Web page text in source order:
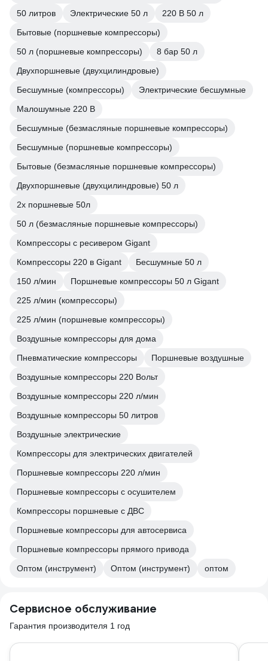
50 литров
Электрические 50 л
220 В 50 л
Бытовые (поршневые компрессоры)
50 л (поршневые компрессоры)
8 бар 50 л
Двухпоршневые (двухцилиндровые)
Бесшумные (компрессоры)
Электрические бесшумные
Малошумные 220 В
Бесшумные (безмасляные поршневые компрессоры)
Бесшумные (поршневые компрессоры)
Бытовые (безмасляные поршневые компрессоры)
Двухпоршневые (двухцилиндровые) 50 л
2х поршневые 50л
50 л (безмасляные поршневые компрессоры)
Компрессоры с ресивером Gigant
Компрессоры 220 в Gigant
Бесшумные 50 л
150 л/мин
Поршневые компрессоры 50 л Gigant
225 л/мин (компрессоры)
225 л/мин (поршневые компрессоры)
Воздушные компрессоры для дома
Пневматические компрессоры
Поршневые воздушные
Воздушные компрессоры 220 Вольт
Воздушные компрессоры 220 л/мин
Воздушные компрессоры 50 литров
Воздушные электрические
Компрессоры для электрических двигателей
Поршневые компрессоры 220 л/мин
Поршневые компрессоры с осушителем
Компрессоры поршневые с ДВС
Поршневые компрессоры для автосервиса
Поршневые компрессоры прямого привода
Оптом (инструмент)
Оптом (инструмент) оптом
Сервисное обслуживание
Гарантия производителя 1 год